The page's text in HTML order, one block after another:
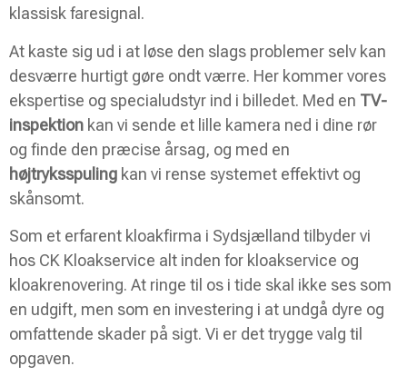
klassisk faresignal.
At kaste sig ud i at løse den slags problemer selv kan
desværre hurtigt gøre ondt værre. Her kommer vores
ekspertise og specialudstyr ind i billedet. Med en TV-
inspektion kan vi sende et lille kamera ned i dine rør
og finde den præcise årsag, og med en
højtryksspuling kan vi rense systemet effektivt og
skånsomt.
Som et erfarent kloakfirma i Sydsjælland tilbyder vi
hos CK Kloakservice alt inden for kloakservice og
kloakrenovering. At ringe til os i tide skal ikke ses som
en udgift, men som en investering i at undgå dyre og
omfattende skader på sigt. Vi er det trygge valg til
opgaven.